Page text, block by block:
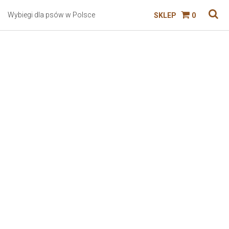
Wybiegi dla psów w Polsce SKLEP 0